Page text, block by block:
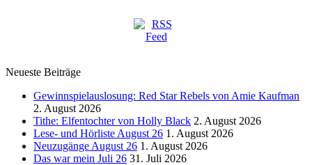
Neueste Beiträge
Gewinnspielauslosung: Red Star Rebels von Amie Kaufman
2. August 2026
Tithe: Elfentochter von Holly Black 2. August 2026
Lese- und Hörliste August 26 1. August 2026
Neuzugänge August 26 1. August 2026
Das war mein Juli 26 31. Juli 2026